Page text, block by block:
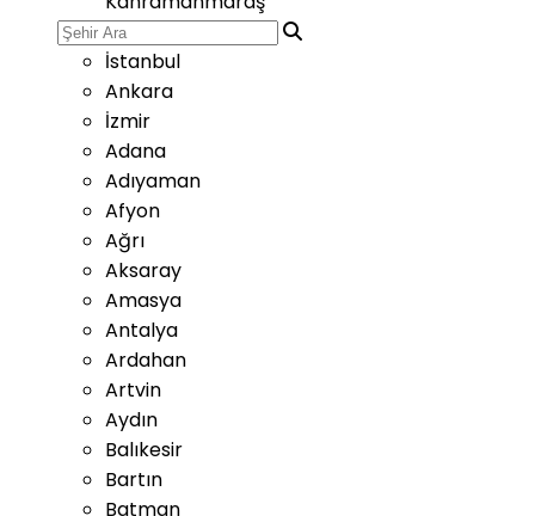
İstanbul
Ankara
İzmir
Adana
Adıyaman
Afyon
Ağrı
Aksaray
Amasya
Antalya
Ardahan
Artvin
Aydın
Balıkesir
Bartın
Batman